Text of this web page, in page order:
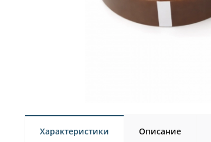
Характеристики Описание